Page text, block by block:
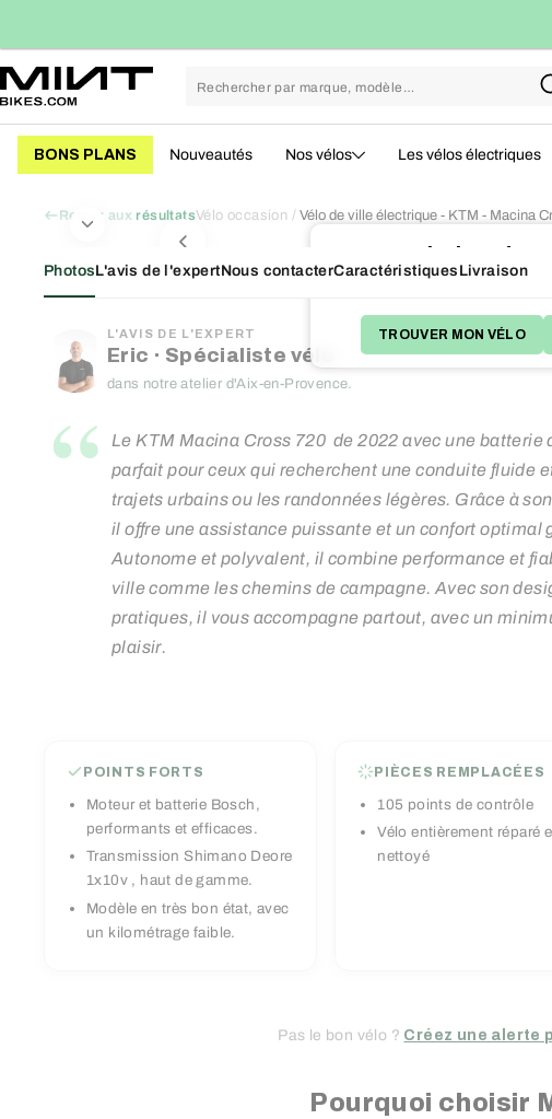
contenu
BONS PLANS Nouveautés Nos vélos Les vélos électriques
Retour aux résultatsVélo occasion Vélo de ville électrique - KTM - Macina
PhotosL'avis de l'expertNous contacterCaractéristiques Livraison
L'AVIS DE L'EXPERT
Eric · Spécialiste vélo
dans notre atelier d'Aix-en-Provence.
“
Le KTM Macina Cross 720 de 2022 avec une batterie
parfait pour ceux qui recherchent une conduite fluide
trajets urbains ou les randonnées légères. Grâce à
il offre une assistance puissante et un confort optimal
Autonome et polyvalent, il combine performance et
ville comme les chemins de campagne. Avec son
pratiques, il vous accompagne partout, avec un
plaisir.
POINTS FORTS
Moteur et batterie Bosch,
performants et efficaces.
Transmission Shimano Deore
1x10v , haut de gamme.
Modèle en très bon état, avec
un kilométrage faible.
PIÈCES REMPLACÉES
105 points de contrôle
Vélo entièrement réparé
nettoyé
Pas le bon vélo ? Créez une alerte
Pourquoi choisir
Victime de
Nous avons d'autres bons plans
TROUVER MON VÉLO